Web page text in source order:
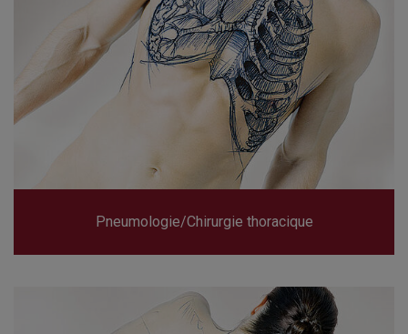
Pneumologie/Chirurgie thoracique